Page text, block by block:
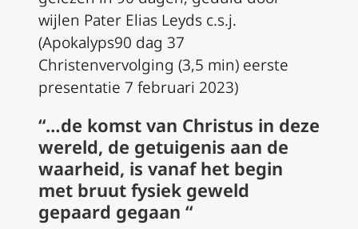
wijlen Pater Elias Leyds c.s.j.
(Apokalyps90 dag 37
Christenvervolging (3,5 min) eerste
presentatie 7 februari 2023)
“…de komst van Christus in deze
wereld, de getuigenis aan de
waarheid, is vanaf het begin
met bruut fysiek geweld
gepaard gegaan “